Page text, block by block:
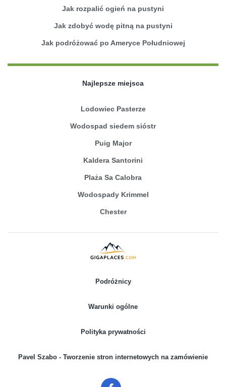
Jak rozpalić ogień na pustyni
Jak zdobyć wodę pitną na pustyni
Jak podróżować po Ameryce Południowej
Najlepsze miejsca
Lodowiec Pasterze
Wodospad siedem sióstr
Puig Major
Kaldera Santorini
Plaża Sa Calobra
Wodospady Krimmel
Chester
Podróżnicy
Warunki ogólne
Polityka prywatności
Pavel Szabo - Tworzenie stron internetowych na zamówienie